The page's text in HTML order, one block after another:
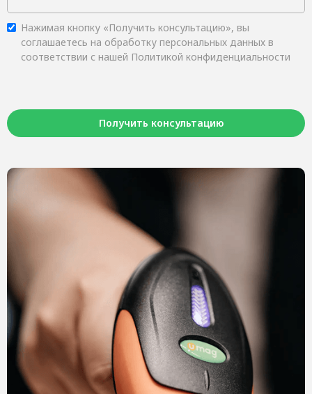
Нажимая кнопку «Получить консультацию», вы
соглашаетесь на обработку персональных данных в
соответствии с нашей Политикой конфиденциальности